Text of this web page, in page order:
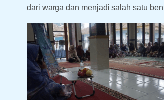
dari warga dan menjadi salah satu